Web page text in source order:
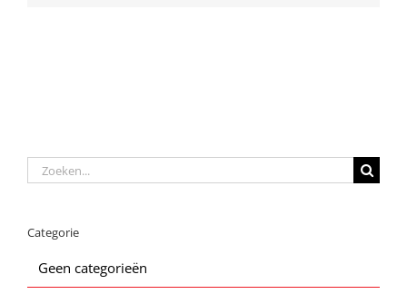
Zoeken
naar:
Categorie
Geen categorieën